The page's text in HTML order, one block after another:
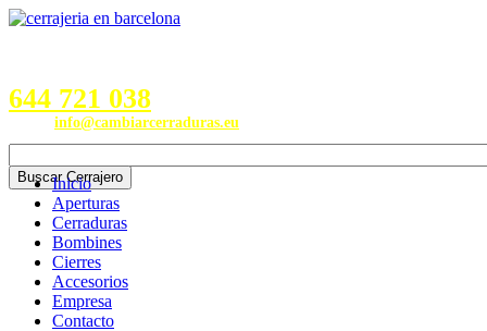
644 721 038
info@cambiarcerraduras.eu
Inicio
Aperturas
Cerraduras
Bombines
Cierres
Accesorios
Empresa
Contacto